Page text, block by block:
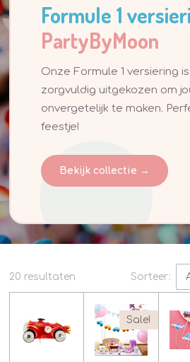
Formule 1
PartyByMoon
Onze Formule 1 versiering
zorgvuldig uitgekozen om
onvergetelijk te maken.
feestje!
Bekijk collectie →
20 resultaten Sorteer:
Sale!